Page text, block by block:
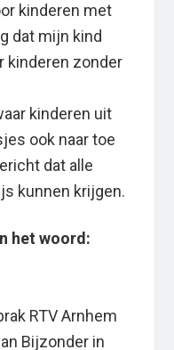
kinderen met
dat mijn kind
kinderen zonder
kinderen uit
ook naar toe
dat alle
kunnen krijgen.
het woord:
RTV Arnhem
Bijzonder in